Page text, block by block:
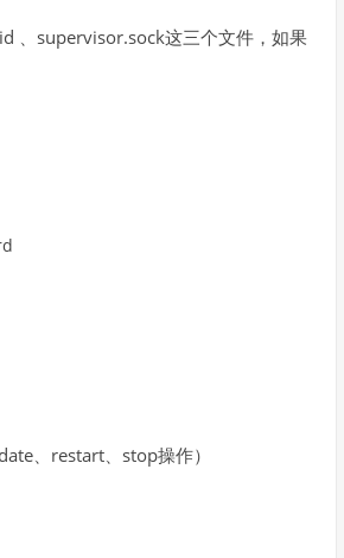
、supervisor.sock这三个文件，如果
、restart、stop操作）